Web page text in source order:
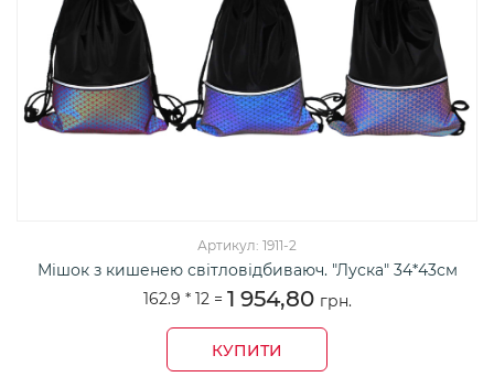
Артикул: 1911-2
Мішок з кишенею світловідбиваюч. "Луска" 34*43см
162.9 * 12= 1 954,80 грн.
КУПИТИ